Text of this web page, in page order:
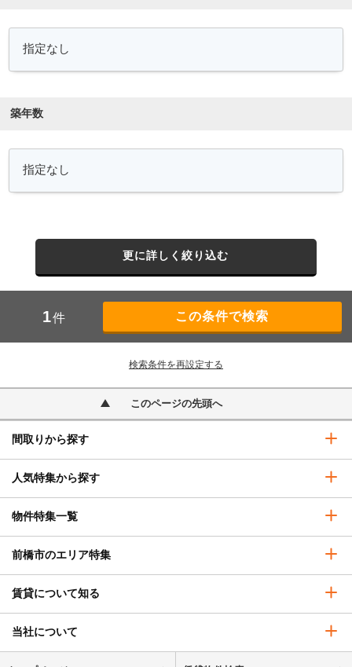
築年数
更に詳しく絞り込む
1件
検索条件を再設定する
このページの先頭へ
間取りから探す
人気特集から探す
物件特集一覧
前橋市のエリア特集
賃貸について知る
当社について